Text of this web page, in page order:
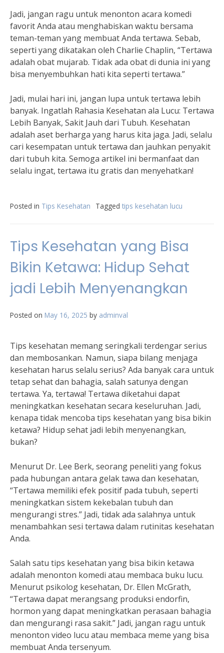
Jadi, jangan ragu untuk menonton acara komedi
favorit Anda atau menghabiskan waktu bersama
teman-teman yang membuat Anda tertawa. Sebab,
seperti yang dikatakan oleh Charlie Chaplin, “Tertawa
adalah obat mujarab. Tidak ada obat di dunia ini yang
bisa menyembuhkan hati kita seperti tertawa.”
Jadi, mulai hari ini, jangan lupa untuk tertawa lebih
banyak. Ingatlah Rahasia Kesehatan ala Lucu: Tertawa
Lebih Banyak, Sakit Jauh dari Tubuh. Kesehatan
adalah aset berharga yang harus kita jaga. Jadi, selalu
cari kesempatan untuk tertawa dan jauhkan penyakit
dari tubuh kita. Semoga artikel ini bermanfaat dan
selalu ingat, tertawa itu gratis dan menyehatkan!
Posted in Tips Kesehatan Tagged tips kesehatan lucu
Tips Kesehatan yang Bisa
Bikin Ketawa: Hidup Sehat
jadi Lebih Menyenangkan
Posted on May 16, 2025 by adminval
Tips kesehatan memang seringkali terdengar serius
dan membosankan. Namun, siapa bilang menjaga
kesehatan harus selalu serius? Ada banyak cara untuk
tetap sehat dan bahagia, salah satunya dengan
tertawa. Ya, tertawa! Tertawa diketahui dapat
meningkatkan kesehatan secara keseluruhan. Jadi,
kenapa tidak mencoba tips kesehatan yang bisa bikin
ketawa? Hidup sehat jadi lebih menyenangkan,
bukan?
Menurut Dr. Lee Berk, seorang peneliti yang fokus
pada hubungan antara gelak tawa dan kesehatan,
“Tertawa memiliki efek positif pada tubuh, seperti
meningkatkan sistem kekebalan tubuh dan
mengurangi stres.” Jadi, tidak ada salahnya untuk
menambahkan sesi tertawa dalam rutinitas kesehatan
Anda.
Salah satu tips kesehatan yang bisa bikin ketawa
adalah menonton komedi atau membaca buku lucu.
Menurut psikolog kesehatan, Dr. Ellen McGrath,
“Tertawa dapat merangsang produksi endorfin,
hormon yang dapat meningkatkan perasaan bahagia
dan mengurangi rasa sakit.” Jadi, jangan ragu untuk
menonton video lucu atau membaca meme yang bisa
membuat Anda tersenyum.